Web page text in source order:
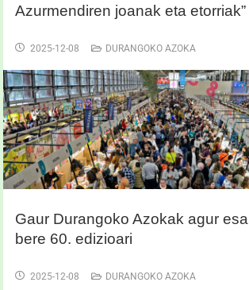
Azurmendiren joanak eta etorriak”
2025-12-08 DURANGOKO AZOKA
Gaur Durangoko Azokak agur
bere 60. edizioari
2025-12-08 DURANGOKO AZOKA